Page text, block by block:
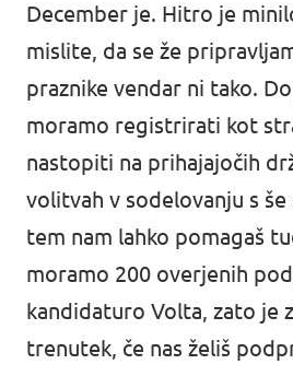
December je. Hitro je
mislite, da se že
praznike vendar ni tako.
moramo registrirati kot
nastopiti na prihajajočih
volitvah v sodelovanju s
tem nam lahko pomagaš
moramo 200 overjenih
kandidaturo Volta, zato je
trenutek, če nas želiš